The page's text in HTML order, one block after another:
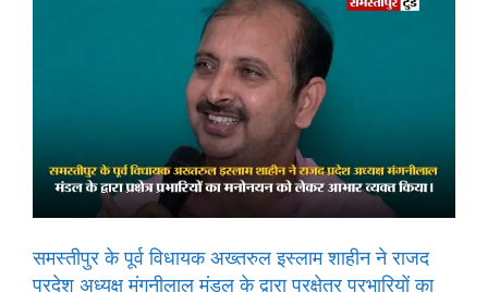
समस्तीपुर के पूर्व विधायक अख्तरुल इस्लाम शाहीन ने राजद
प्रदेश अध्यक्ष मंगनीलाल मंडल के द्वारा प्रक्षेत्र प्रभारियों का